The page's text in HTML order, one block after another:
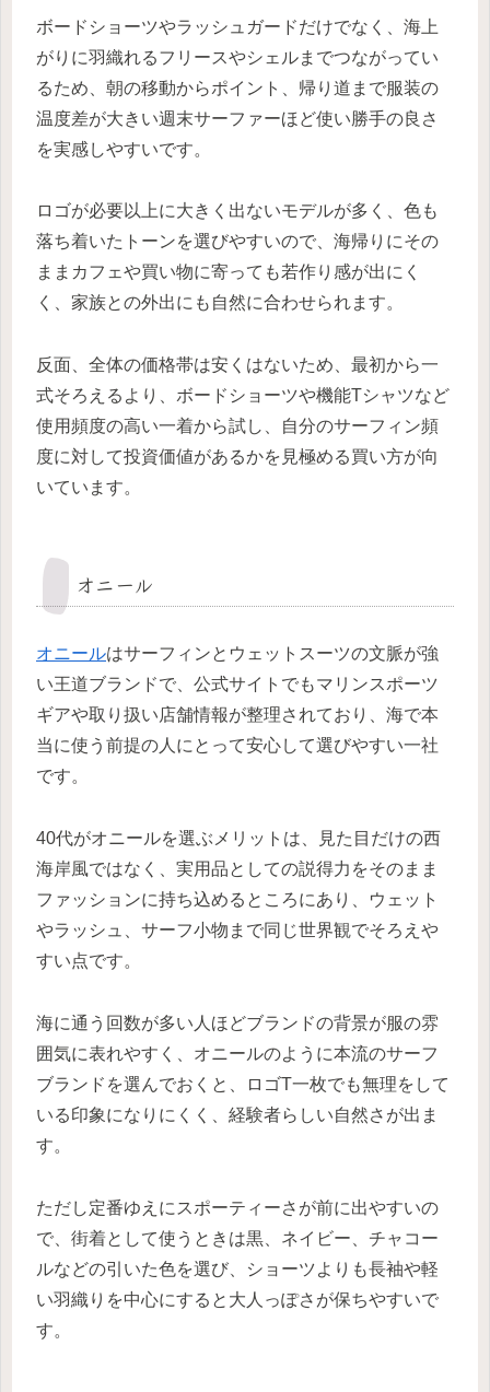
ボードショーツやラッシュガードだけでなく、海上
がりに羽織れるフリースやシェルまでつながってい
るため、朝の移動からポイント、帰り道まで服装の
温度差が大きい週末サーファーほど使い勝手の良さ
を実感しやすいです。
ロゴが必要以上に大きく出ないモデルが多く、色も
落ち着いたトーンを選びやすいので、海帰りにその
ままカフェや買い物に寄っても若作り感が出にく
く、家族との外出にも自然に合わせられます。
反面、全体の価格帯は安くはないため、最初から一
式そろえるより、ボードショーツや機能Tシャツなど
使用頻度の高い一着から試し、自分のサーフィン頻
度に対して投資価値があるかを見極める買い方が向
いています。
オニール
オニールはサーフィンとウェットスーツの文脈が強
い王道ブランドで、公式サイトでもマリンスポーツ
ギアや取り扱い店舗情報が整理されており、海で本
当に使う前提の人にとって安心して選びやすい一社
です。
40代がオニールを選ぶメリットは、見た目だけの西
海岸風ではなく、実用品としての説得力をそのまま
ファッションに持ち込めるところにあり、ウェット
やラッシュ、サーフ小物まで同じ世界観でそろえや
すい点です。
海に通う回数が多い人ほどブランドの背景が服の雰
囲気に表れやすく、オニールのように本流のサーフ
ブランドを選んでおくと、ロゴT一枚でも無理をして
いる印象になりにくく、経験者らしい自然さが出ま
す。
ただし定番ゆえにスポーティーさが前に出やすいの
で、街着として使うときは黒、ネイビー、チャコー
ルなどの引いた色を選び、ショーツよりも長袖や軽
い羽織りを中心にすると大人っぽさが保ちやすいで
す。